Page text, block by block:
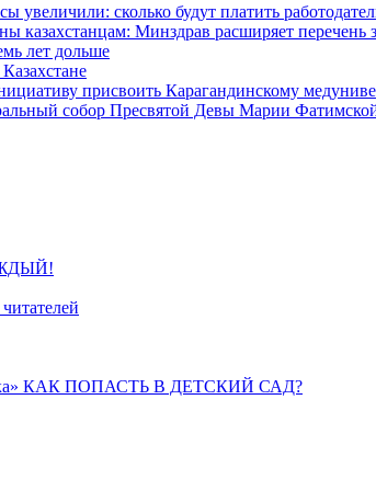
увеличили: сколько будут платить
казахстанцам: Минздрав расширяет перечень
лет дольше
присвоить Карагандинскому
собор Пресвятой Девы Марии
КАК ПОПАСТЬ В ДЕТСКИЙ САД?